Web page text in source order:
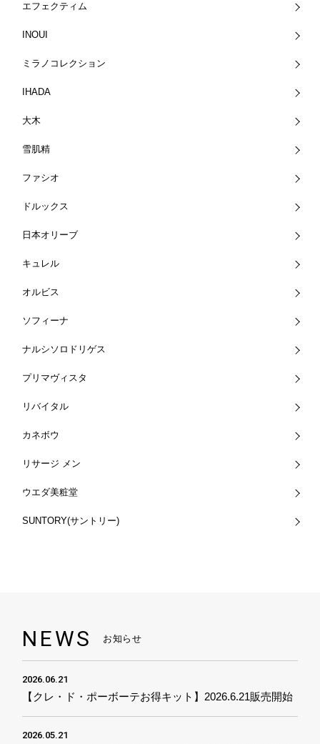
エフェクティム
INOUI
ミラノコレクション
IHADA
大木
雪肌精
ファシオ
ドルックス
日本オリーブ
キュレル
オルビス
ソフィーナ
ナルシソロドリゲス
プリマヴィスタ
リバイタル
カネボウ
リサージ メン
ウエダ美粧堂
SUNTORY(サントリー)
NEWS お知らせ
2026.06.21
【クレ・ド・ポーボーテお得キット】2026.6.21販売開始
2026.05.21